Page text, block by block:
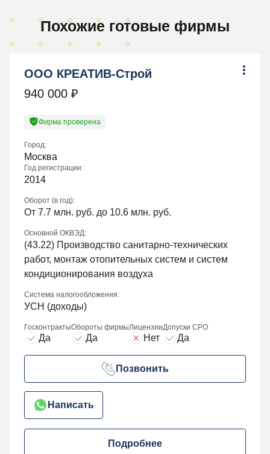
Похожие готовые фирмы
ООО КРЕАТИВ-Строй
940 000 ₽
Фирма проверена
Город:
Москва
Год регистрации:
2014
Оборот (в год):
От 7.7 млн. руб. до 10.6 млн. руб.
Основной ОКВЭД:
(43.22) Производство санитарно-технических
работ, монтаж отопительных систем и систем
кондиционирования воздуха
Система налогообложения:
УСН (доходы)
Госконтракты
Да
Обороты фирмы
Да
Лицензии
Нет
Допуски СРО
Да
Позвонить
Написать
Подробнее